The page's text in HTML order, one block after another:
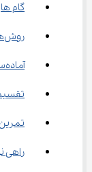
گام
روش‌های کنترل اضطراب در امتحانات زبان انگلیسی
آماده‌سازی منظم و تدریجی
تقسیم ‌بندی مطالب و تمرکز بر
تمرین
راهی